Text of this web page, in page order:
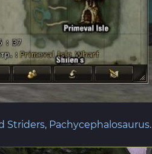
Striders, Pachycephalosaurus.